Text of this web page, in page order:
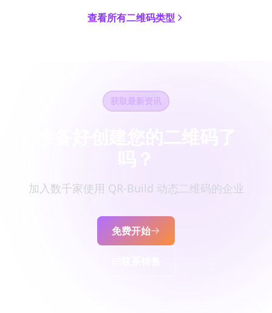
查看所有二维码类型
获取最新资讯
加入数千家使用 QR-Build 动态二维码的企业
免费开始